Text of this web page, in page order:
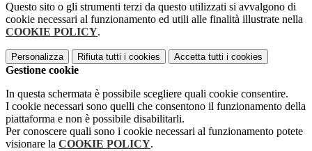
Questo sito o gli strumenti terzi da questo utilizzati si avvalgono di
cookie necessari al funzionamento ed utili alle finalità illustrate nella
COOKIE POLICY.
Personalizza Rifiuta tutti i cookies Accetta tutti i cookies
Gestione cookie
In questa schermata è possibile scegliere quali cookie consentire.
I cookie necessari sono quelli che consentono il funzionamento della
piattaforma e non è possibile disabilitarli.
Per conoscere quali sono i cookie necessari al funzionamento potete
visionare la COOKIE POLICY.